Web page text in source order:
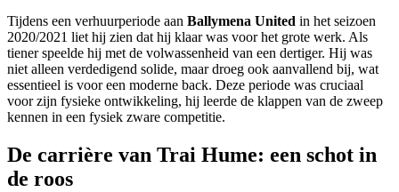
Tijdens een verhuurperiode aan Ballymena United in het seizoen
2020/2021 liet hij zien dat hij klaar was voor het grote werk. Als
tiener speelde hij met de volwassenheid van een dertiger. Hij was
niet alleen verdedigend solide, maar droeg ook aanvallend bij, wat
essentieel is voor een moderne back. Deze periode was cruciaal
voor zijn fysieke ontwikkeling, hij leerde de klappen van de zweep
kennen in een fysiek zware competitie.
De carrière van Trai Hume: een schot in
de roos